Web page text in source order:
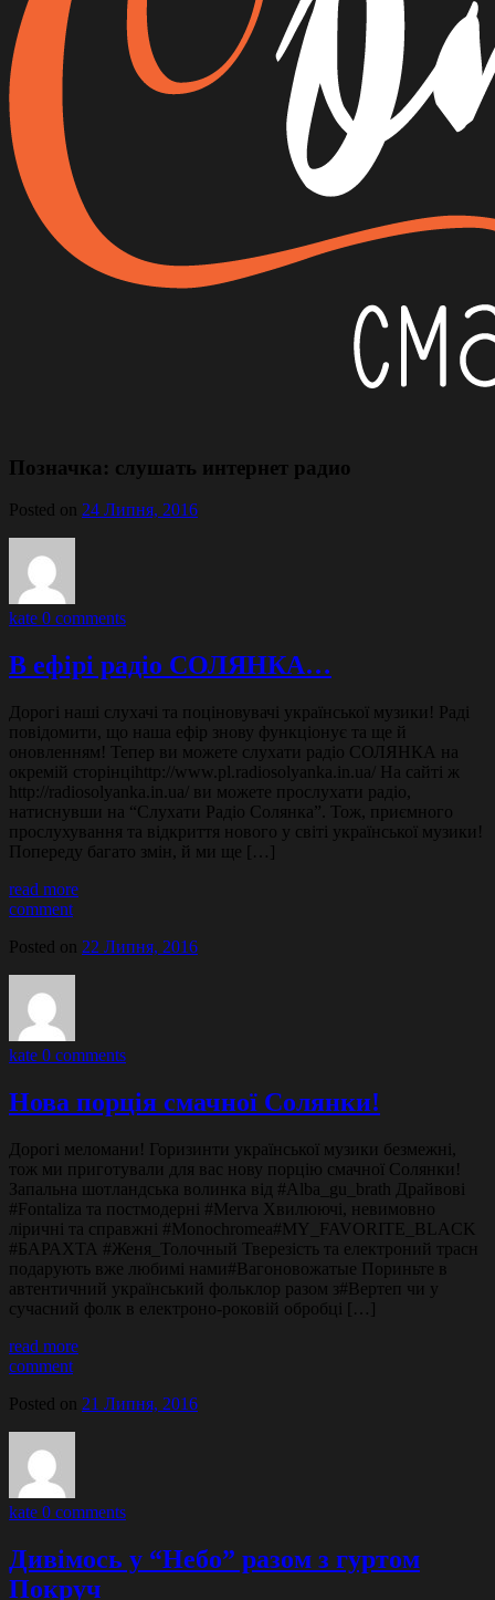
Позначка: слушать интернет радио
Posted on 24 Липня, 2016
kate 0 comments
В ефірі радіо СОЛЯНКА…
Дорогі наші слухачі та поціновувачі української музики! Раді
повідомити, що наша ефір знову функціонує та ще й
оновленням! Тепер ви можете слухати радіо СОЛЯНКА на
окремій сторінціhttp://www.pl.radiosolyanka.in.ua/ На сайті ж
http://radiosolyanka.in.ua/ ви можете прослухати радіо,
натиснувши на “Слухати Радіо Солянка”. Тож, приємного
прослухування та відкриття нового у світі української музики!
Попереду багато змін, й ми ще […]
read more
comment
Posted on 22 Липня, 2016
kate 0 comments
Нова порція смачної Солянки!
Дорогі меломани! Горизинти української музики безмежні,
тож ми приготували для вас нову порцію смачної Солянки!
Запальна шотландська волинка від #Alba_gu_brath Драйвові
#Fontaliza та постмодерні #Merva Хвилюючі, невимовно
ліричні та справжні #Monochromea#MY_FAVORITE_BLACK
#БАРАХТА #Женя_Толочный Тверезість та електроний трасн
подарують вже любимі нами#Вагоновожатые Пориньте в
автентичний український фольклор разом з#Вертеп чи у
сучасний фолк в електроно-роковій обробці […]
read more
comment
Posted on 21 Липня, 2016
kate 0 comments
Дивімось у “Небо” разом з гуртом
Покруч